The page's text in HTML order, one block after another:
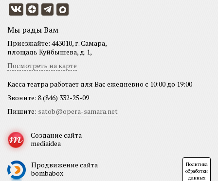
Мы рады Вам
Приезжайте: 443010, г. Самара,
площадь Куйбышева, д. 1,
Посмотреть на карте
Касса театра работает для Вас ежедневно с 10:00 до 19:00
Звоните: 8 (846) 332-25-09
Пишите: satob@opera-samara.net
Создание сайта
mediaidea
Продвижение сайта
bombabox
Политика
обработки
данных